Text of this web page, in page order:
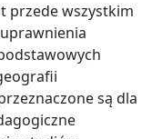
przede wszystkim
są dla